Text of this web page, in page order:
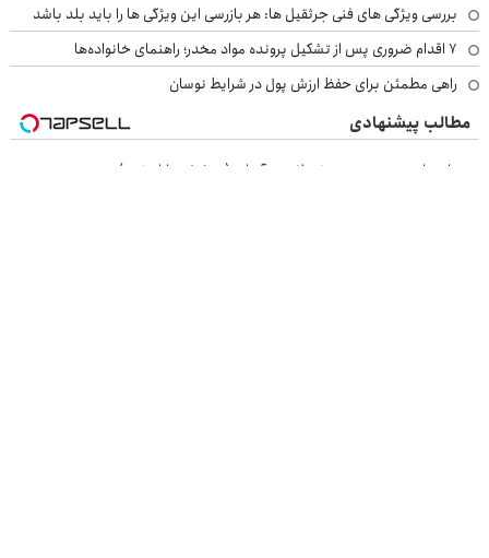
بررسی ویژگی های فنی جرثقیل ها: هر بازرسی این ویژگی ها را باید بلد باشد
۷ اقدام ضروری پس از تشکیل پرونده مواد مخدر؛ راهنمای خانواده‌ها
راهی مطمئن برای حفظ ارزش پول در شرایط نوسان
مطالب پیشنهادی
رونمایی از جدیدترین روش لاغری آسان (تخفیف تا امشب)